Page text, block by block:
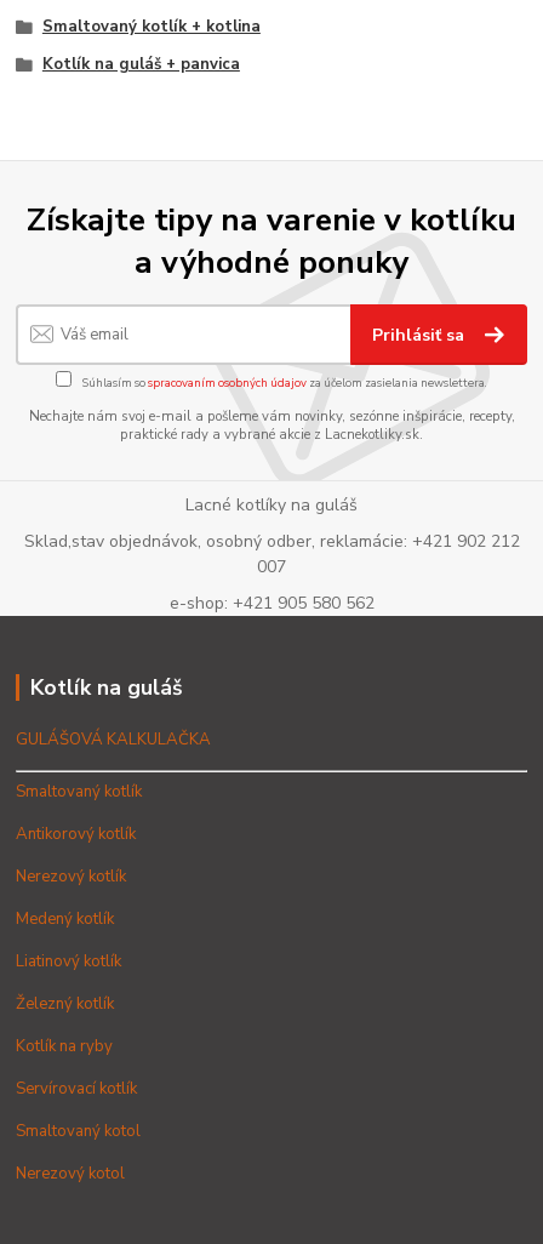
Smaltovaný kotlík + kotlina
Kotlík na guláš + panvica
Získajte tipy na varenie v kotlíku
a výhodné ponuky
Prihlásiť sa
Súhlasím sospracovaním osobných údajov za účelom zasielania newslettera.
Nechajte nám svoj e-mail a pošleme vám novinky, sezónne inšpirácie, recepty,
praktické rady a vybrané akcie z Lacnekotliky.sk.
Lacné kotlíky na guláš
Sklad,stav objednávok, osobný odber, reklamácie: +421 902 212
007
e-shop: +421 905 580 562
Kotlík na guláš
GULÁŠOVÁ KALKULAČKA
Smaltovaný kotlík
Antikorový kotlík
Nerezový kotlík
Medený kotlík
Liatinový kotlík
Železný kotlík
Kotlík na ryby
Servírovací kotlík
Smaltovaný kotol
Nerezový kotol